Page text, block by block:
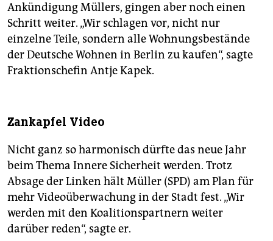
Ankündigung Müllers, gingen aber noch einen
Schritt weiter. „Wir schlagen vor, nicht nur
einzelne Teile, sondern alle Wohnungsbestände
der Deutsche Wohnen in Berlin zu kaufen“, sagte
Fraktionschefin Antje Kapek.
Zankapfel Video
Nicht ganz so harmonisch dürfte das neue Jahr
beim Thema Innere Sicherheit werden. Trotz
Absage der Linken hält Müller (SPD) am Plan für
mehr Videoüberwachung in der Stadt fest. „Wir
werden mit den Koalitionspartnern weiter
darüber reden“, sagte er.